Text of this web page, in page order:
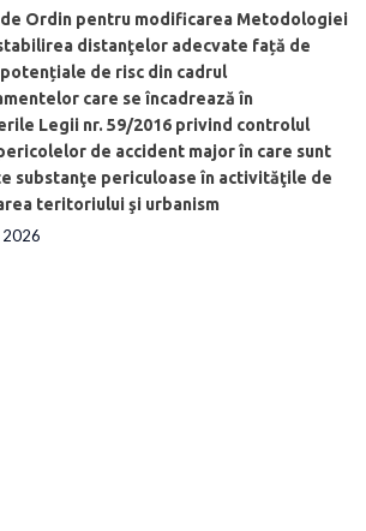
Ordin pentru modificarea Metodologiei
distanţelor adecvate față de
de risc din cadrul
care se încadrează în
Legii nr. 59/2016 privind controlul
de accident major în care sunt
substanţe periculoase în activităţile de
teritoriului şi urbanism
2026